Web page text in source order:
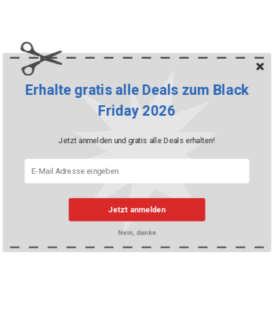
Jetzt anmelden
Erhalte gratis alle Deals zum Black
Friday 2026
Jetzt anmelden und gratis alle Deals erhalten!
Nein, danke